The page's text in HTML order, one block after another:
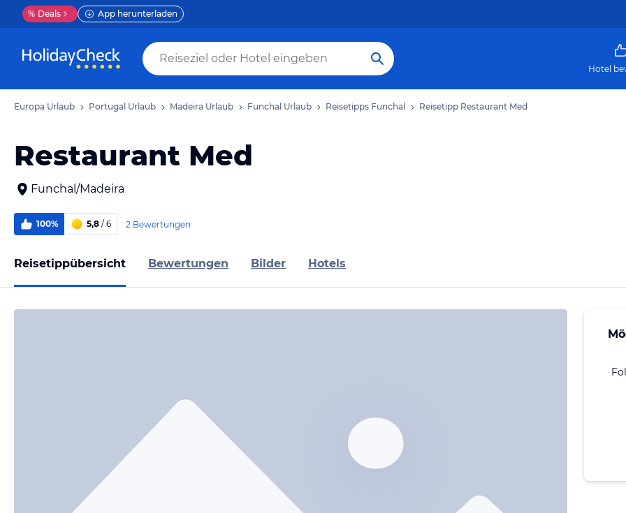
% Deals App herunterladen
Hotel
Europa Urlaub Portugal Urlaub Madeira Urlaub Funchal Urlaub Reisetipps Funchal Reisetipp Restaurant Med
Restaurant Med
Funchal/Madeira
100% 5,8 / 6 2 Bewertungen
Reisetippübersicht Bewertungen Bilder Hotels